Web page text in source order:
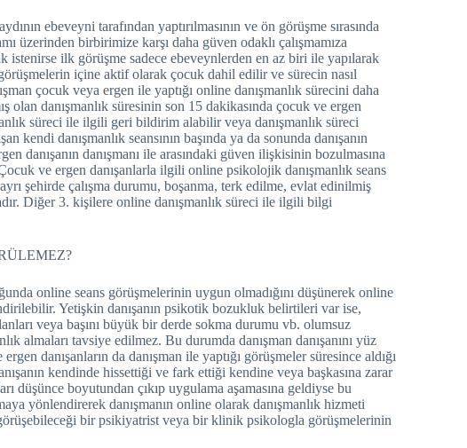
ebeveyni tarafından yaptırılmasının ve ön görüşme sırasında
üzerinden birbirimize karşı daha güven odaklı çalışmamıza
ilk görüşme sadece ebeveynlerden en az biri ile yapılarak
içine aktif olarak çocuk dahil edilir ve sürecin nasıl
çocuk veya ergen ile yaptığı online danışmanlık sürecini daha
danışmanlık süresinin son 15 dakikasında çocuk ve ergen
süreci ile ilgili geri bildirim alabilir veya danışmanlık süreci
danışmanlık seansının başında ya da sonunda danışanın
danışanın danışmanı ile arasındaki güven ilişkisinin bozulmasına
ve ergen danışanlarla ilgili online psikolojik danışmanlık seans
şehirde çalışma durumu, boşanma, terk edilme, evlat edinilmiş
Diğer 3. kişilere online danışmanlık süreci ile ilgili bilgi
online seans görüşmelerinin uygun olmadığını düşünerek online
Yetişkin danışanın psikotik bozukluk belirtileri var ise,
veya başını büyük bir derde sokma durumu vb. olumsuz
almaları tavsiye edilmez. Bu durumda danışman danışanını yüz
danışanların da danışman ile yaptığı görüşmeler süresince aldığı
kendinde hissettiği ve fark ettiği kendine veya başkasına zarar
düşünce boyutundan çıkıp uygulama aşamasına geldiyse bu
yönlendirerek danışmanın online olarak danışmanlık hizmeti
görüşebileceği bir psikiyatrist veya bir klinik psikologla görüşmelerinin